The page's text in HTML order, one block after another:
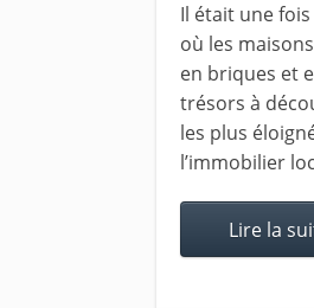
Il était une
où les
en briques et
trésors à
les plus
l’immobilier
Lire la